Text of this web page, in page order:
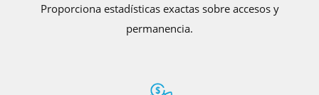
Proporciona estadísticas exactas sobre accesos y
permanencia.